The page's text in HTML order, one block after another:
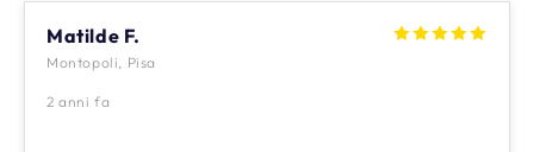
Matilde F.
Montopoli, Pisa
2 anni fa